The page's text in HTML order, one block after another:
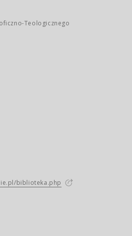
Teologicznego
biblioteka.php